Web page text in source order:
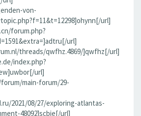
von-
url]
forum.php?
url]
threads/qwfhz.4869/]qwfhz[/url]
index.php?
url]
main-forum/29-
2021/08/27/exploring-atlantas-
48092]scbie[/url]